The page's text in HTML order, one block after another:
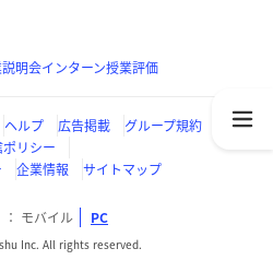
明会インターン授業評価
ヘルプ 広告掲載
グループ規約
リシー
企業情報 サイトマップ
モバイル PC
Inc. All rights reserved.